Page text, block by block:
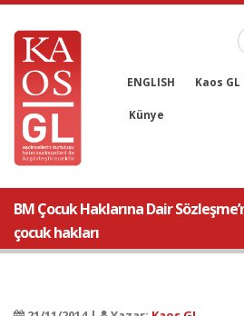
ENGLISH Kaos
Künye
BM Çocuk Haklarına Dair
çocuk hakları